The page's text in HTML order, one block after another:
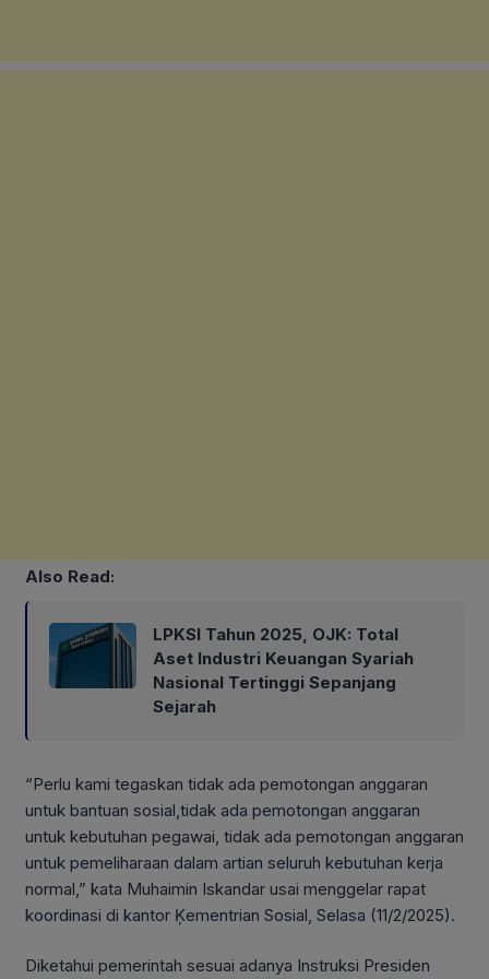
Also Read:
LPKSI Tahun 2025, OJK: Total
Aset Industri Keuangan Syariah
Nasional Tertinggi Sepanjang
Sejarah
“Perlu kami tegaskan tidak ada pemotongan anggaran
untuk bantuan sosial,tidak ada pemotongan anggaran
untuk kebutuhan pegawai, tidak ada pemotongan anggaran
untuk pemeliharaan dalam artian seluruh kebutuhan kerja
normal,” kata Muhaimin Iskandar usai menggelar rapat
koordinasi di kantor Ķementrian Sosial, Selasa (11/2/2025).
Diketahui pemerintah sesuai adanya Instruksi Presiden